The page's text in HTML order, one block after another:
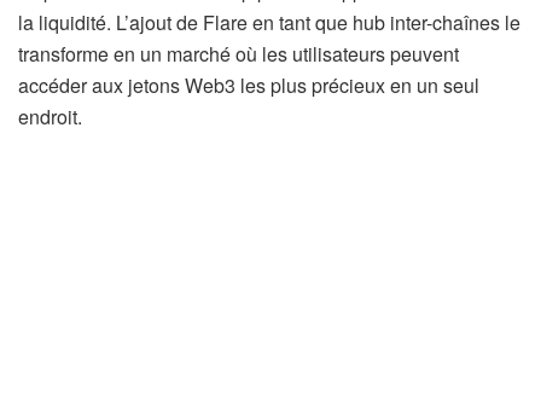
la liquidité. L’ajout de Flare en tant que hub inter-chaînes le
transforme en un marché où les utilisateurs peuvent
accéder aux jetons Web3 les plus précieux en un seul
endroit.